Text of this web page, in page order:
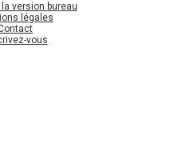
version bureau
légales
vous